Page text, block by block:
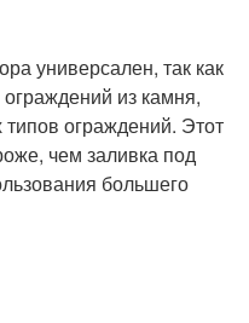
универсален, так как
из камня,
ограждений. Этот
чем заливка под
большего